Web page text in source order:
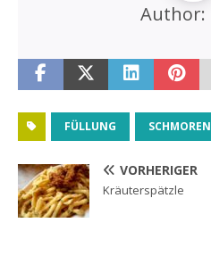
Author:
FÜLLUNG SCHMOREN
VORHERIGER
Kräuterspätzle